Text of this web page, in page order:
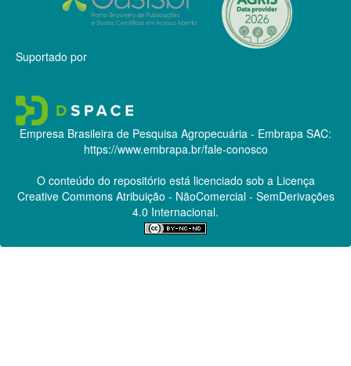
Suportado por
Empresa Brasileira de Pesquisa Agropecuária - Embrapa SAC:
https://www.embrapa.br/fale-conosco
O conteúdo do repositório está licenciado sob a Licença
Creative CommonsAtribuição - NãoComercial - SemDerivações
4.0 Internacional.